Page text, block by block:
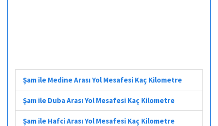
Şam ile Medine Arası Yol Mesafesi Kaç Kilometre
Şam ile Duba Arası Yol Mesafesi Kaç Kilometre
Şam ile Hafci Arası Yol Mesafesi Kaç Kilometre